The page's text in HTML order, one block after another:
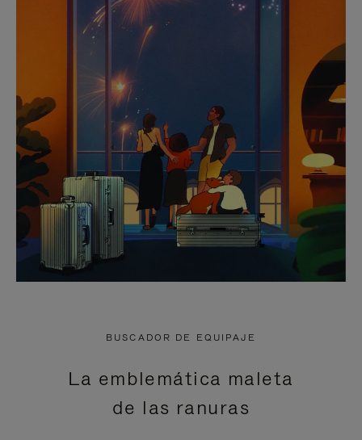
BUSCADOR DE EQUIPAJE
La emblemática maleta
de las ranuras